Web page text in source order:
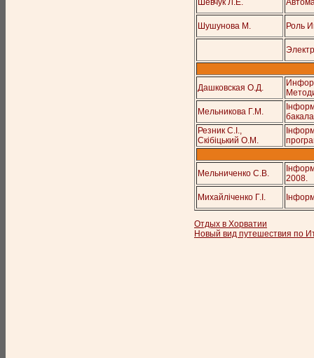
Шевчук Л.Е.
Шушунова М. Роль
Дашковская О.Д.
Мельникова Г.М.
Резник С.І.,
Скібіцький О.М.
Мельниченко С.В.
2008.
Михайліченко Г.І.
Отдых в Хорватии
Новый вид путешествия по